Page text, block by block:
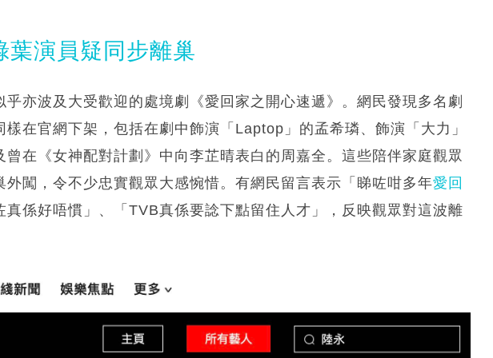
葉演員疑同步離巢
乎亦波及大受歡迎的處境劇《愛回家之開心速遞》。網民發現多名劇
在官網下架，包括在劇中飾演「Laptop」的孟希璘、飾演「大力」
曾在《女神配對計劃》中向李芷晴表白的周嘉全。這些陪伴家庭觀眾
外闖，令不少忠實觀眾大感惋惜。有網民留言表示「睇咗咁多年愛回
真係好唔慣」、「TVB真係要諗下點留住人才」，反映觀眾對這波離